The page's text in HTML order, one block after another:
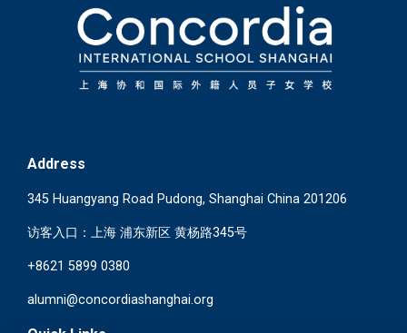
Address
345 Huangyang Road Pudong, Shanghai China 201206
访客入口：上海 浦东新区 黄杨路345号
+8621 5899 0380
alumni@concordiashanghai.org